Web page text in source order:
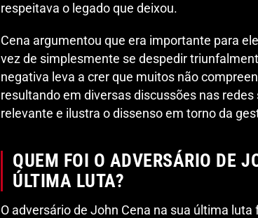
respeitava o legado que deixou.
Cena argumentou que era importante para
vez de simplesmente se despedir
negativa leva a crer que muitos não
resultando em diversas discussões nas
relevante e ilustra o dissenso em torno da
QUEM FOI O ADVERSÁRIO DE
ÚLTIMA LUTA?
O adversário de John Cena na sua última